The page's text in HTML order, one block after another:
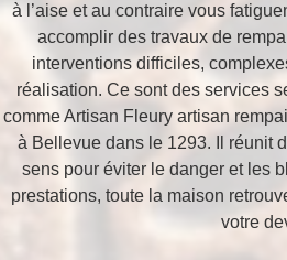
à l’aise et au contraire vous
accomplir des travaux de
interventions difficiles,
réalisation. Ce sont des services
comme Artisan Fleury artisan
à Bellevue dans le 1293. Il réunit
sens pour éviter le danger et les
prestations, toute la maison
votre